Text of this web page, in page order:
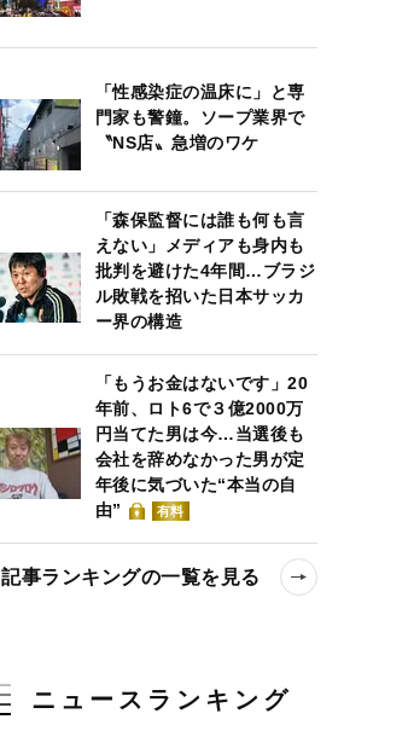
「性感染症の温床に」と専
門家も警鐘。ソープ業界で
〝NS店〟急増のワケ
「森保監督には誰も何も言
えない」メディアも身内も
批判を避けた4年間…ブラジ
ル敗戦を招いた日本サッカ
ー界の構造
「もうお金はないです」20
年前、ロト6で３億2000万
円当てた男は今…当選後も
会社を辞めなかった男が定
年後に気づいた“本当の自
由”
有料
記事ランキングの一覧を見る
ニュースランキング